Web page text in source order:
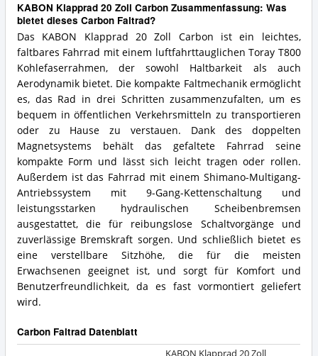
KABON Klapprad 20 Zoll Carbon Zusammenfassung: Was
bietet dieses Carbon Faltrad?
Das KABON Klapprad 20 Zoll Carbon ist ein leichtes,
faltbares Fahrrad mit einem luftfahrttauglichen Toray T800
Kohlefaserrahmen, der sowohl Haltbarkeit als auch
Aerodynamik bietet. Die kompakte Faltmechanik ermöglicht
es, das Rad in drei Schritten zusammenzufalten, um es
bequem in öffentlichen Verkehrsmitteln zu transportieren
oder zu Hause zu verstauen. Dank des doppelten
Magnetsystems behält das gefaltete Fahrrad seine
kompakte Form und lässt sich leicht tragen oder rollen.
Außerdem ist das Fahrrad mit einem Shimano-Multigang-
Antriebssystem mit 9-Gang-Kettenschaltung und
leistungsstarken hydraulischen Scheibenbremsen
ausgestattet, die für reibungslose Schaltvorgänge und
zuverlässige Bremskraft sorgen. Und schließlich bietet es
eine verstellbare Sitzhöhe, die für die meisten
Erwachsenen geeignet ist, und sorgt für Komfort und
Benutzerfreundlichkeit, da es fast vormontiert geliefert
wird.
Carbon Faltrad Datenblatt
KABON Klapprad 20 Zoll